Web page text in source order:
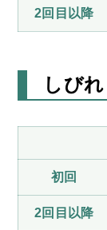
2回目以降
しびれ
初回
2回目以降